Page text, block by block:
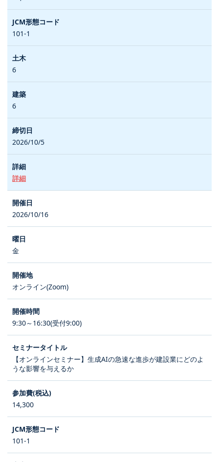
101-1
6
6
2026/10/5
詳細
2026/10/16
金
オンライン(Zoom)
9:30～16:30(受付9:00)
【オンラインセミナー】生成AIの急速な進歩が建設業にどのよ
うな影響を与えるか
14,300
101-1